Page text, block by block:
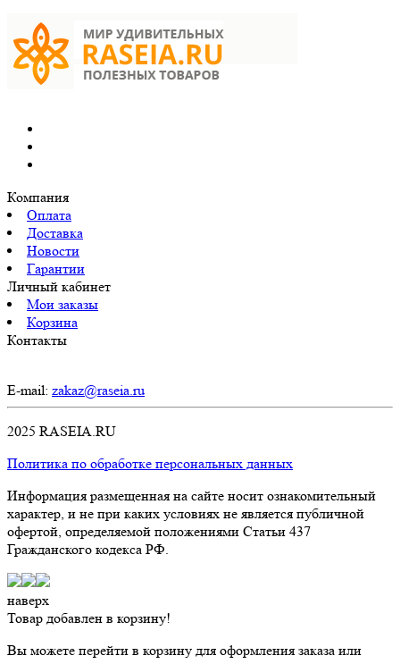
Компания
Оплата
Доставка
Новости
Гарантии
Личный кабинет
Мои заказы
Корзина
Контакты
E-mail: zakaz@raseia.ru
2025 RASEIA.RU
Политика по обработке персональных данных
Информация размещенная на сайте носит ознакомительный
характер, и не при каких условиях не является публичной
офертой, определяемой положениями Статьи 437
Гражданского кодекса РФ.
наверх
Товар добавлен в корзину!
Вы можете перейти в корзину для оформления заказа или